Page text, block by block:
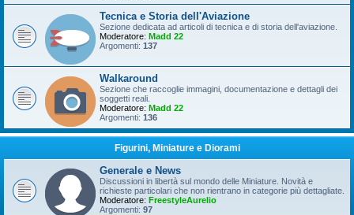
Tecnica e Storia dell'Aviazione
Sezione dedicata ad articoli di tecnica e di storia dell'aviazione.
Moderatore: Madd 22
Argomenti: 137
Walkaround
Sezione che raccoglie immagini, documentazione e dettagli dei
soggetti reali.
Moderatore: Madd 22
Argomenti: 136
Figurini, Miniature e Diorami
Generale e News
Discussioni in libertà sul mondo delle Miniature. Novità e
richieste particolari che non rientrano in categorie più dettagliate.
Moderatore: FreestyleAurelio
Argomenti: 97